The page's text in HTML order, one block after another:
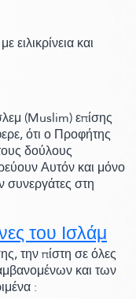
και
(Muslim)επίσης
ότι ο Προφήτης
δούλους
Αυτόν και μόνο
συνεργάτες στη
του Ισλάμ
την πίστη σε όλες
και των
: